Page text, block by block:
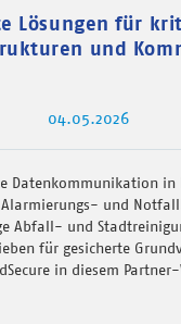
Lösungen für
und
04.05.2026
Datenkommunikation in
und
Abfall- und
für gesicherte
in diesem